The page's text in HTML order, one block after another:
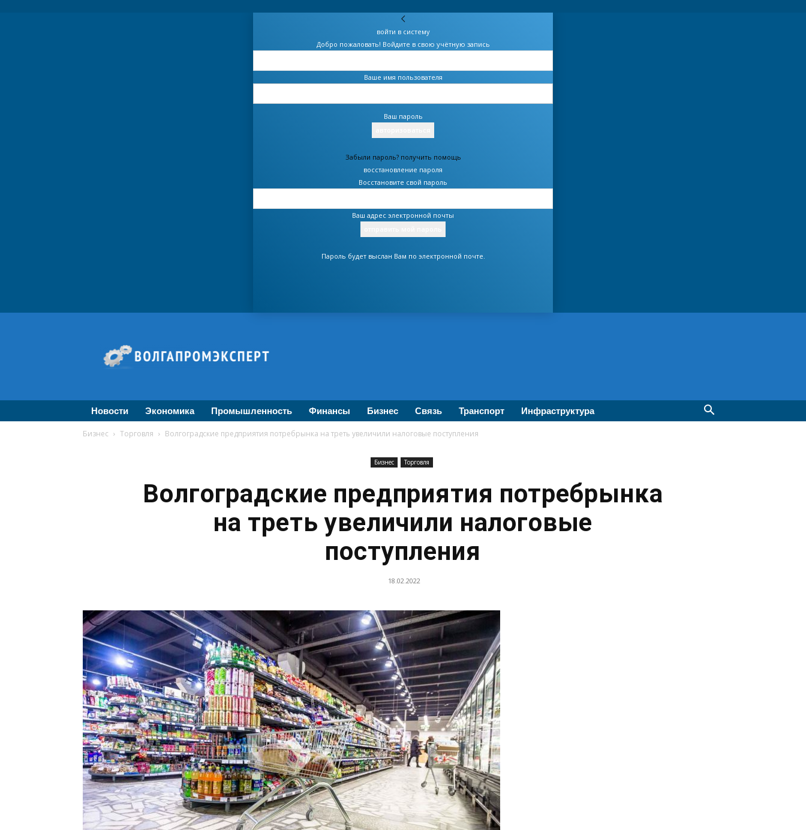
войти в систему
Добро пожаловать! Войдите в свою учётную запись
Ваше имя пользователя
Ваш пароль
Забыли пароль? получить помощь
восстановление пароля
Восстановите свой пароль
Ваш адрес электронной почты
Пароль будет выслан Вам по электронной почте.
—
Новости
бизнеса
Новости Экономика Промышленность Финансы Бизнес Связь Транспорт Инфраструктура
Бизнес Торговля Волгоградские предприятия потребрынка на треть увеличили налоговые поступления
Бизнес Торговля
Волгоградские предприятия потребрынка
на треть увеличили налоговые
поступления
18.02.2022